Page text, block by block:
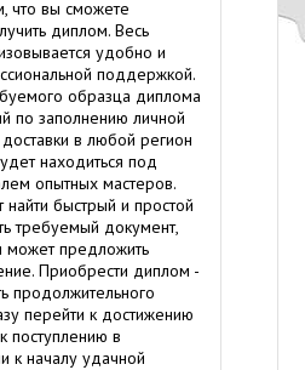
что вы сможете
диплом. Весь
удобно и
поддержкой.
образца диплома
по заполнению личной
в любой регион
находиться под
опытных мастеров.
найти быстрый и простой
требуемый документ,
может предложить
Приобрести диплом -
продолжительного
перейти к достижению
поступлению в
к началу удачной